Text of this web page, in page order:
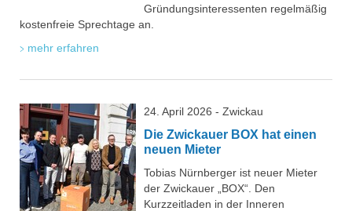
Gründungsinteressenten regelmäßig
kostenfreie Sprechtage an.
mehr erfahren
24. April 2026 - Zwickau
Die Zwickauer BOX hat einen
neuen Mieter
Tobias Nürnberger ist neuer Mieter
der Zwickauer „BOX“. Den
Kurzzeitladen in der Inneren